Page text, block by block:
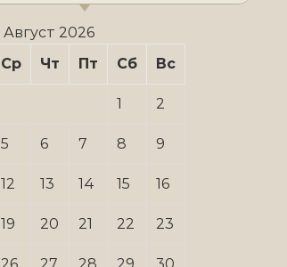
Август 2026
Ср Чт Пт Сб Вс
1 2
5 6 7 8 9
12 13 14 15 16
19 20 21 22 23